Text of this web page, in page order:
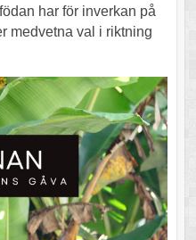
har för inverkan på
medvetna val i riktning